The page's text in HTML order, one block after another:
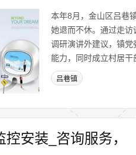
本年8月，金山区吕巷
她退而不休。通过走访
调研演讲外建议，镇
能力，同时成立村居干
吕巷镇
安装_咨询服务，